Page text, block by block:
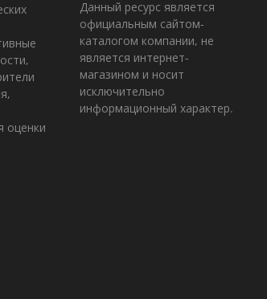
оценки
Данный ресурс является
официальным сайтом-
каталогом компании, не
является интернет-
магазином и носит
исключительно
информационный характер.